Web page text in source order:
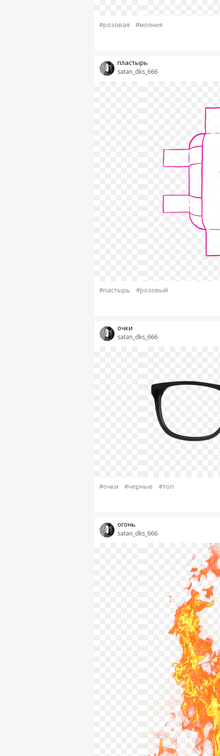
#розовая #молния
satan_dks_666
пластырь
#пастырь #розовый
satan_dks_666
очки
#очки #черные #топ
satan_dks_666
огонь